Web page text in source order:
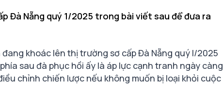
Đà Nẵng quý 1/2025 trong bài viết sau để đưa ra
khoác lên thị trường sơ cấp Đà Nẵng quý I/2025
sau đà phục hồi ấy là áp lực cạnh tranh ngày càng
chỉnh chiến lược nếu không muốn bị loại khỏi cuộc